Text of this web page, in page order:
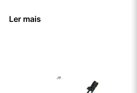
Ler mais